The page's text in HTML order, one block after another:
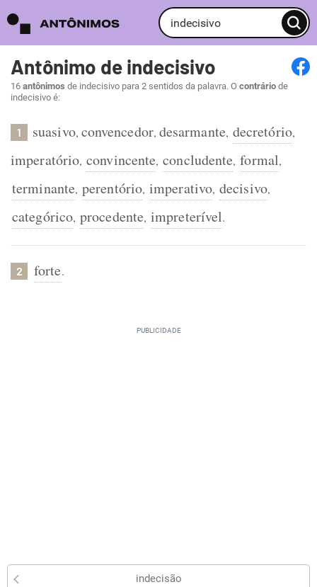
Antônimo de indecisivo
16 antônimos de indecisivo para 2 sentidos da palavra. O contrário de
indecisivo é:
1 suasivo, convencedor, desarmante, decretório,
imperatório, convincente, concludente, formal,
terminante, perentório, imperativo, decisivo,
categórico, procedente, impreterível.
2 forte.
indecisão